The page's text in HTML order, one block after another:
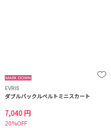
EVRIS
ダブルバックルベルトミニスカート
7,040 円
20%OFF